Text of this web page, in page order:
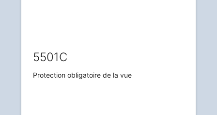
5501C
Protection obligatoire de la vue